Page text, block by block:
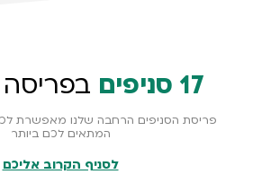
17 סניפים
פריסת הסניפים הרחבה שלנו מאפשרת
המתאים לכם ביותר
לסניף הקרוב אליכם